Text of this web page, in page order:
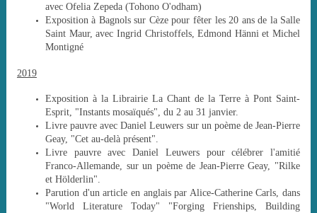
avec Ofelia Zepeda (Tohono O'odham)
Exposition à Bagnols sur Cèze pour fêter les 20 ans de la Salle
Saint Maur, avec Ingrid Christoffels, Edmond Hänni et Michel
Montigné
2019
Exposition à la Librairie La Chant de la Terre à Pont Saint-
Esprit, "Instants mosaïqués", du 2 au 31 janvier.
Livre pauvre avec Daniel Leuwers sur un poème de Jean-Pierre
Geay, "Cet au-delà présent".
Livre pauvre avec Daniel Leuwers pour célébrer l'amitié
Franco-Allemande, sur un poème de Jean-Pierre Geay, "Rilke
et Hölderlin".
Parution d'un article en anglais par Alice-Catherine Carls, dans
"World Literature Today" "Forging Frienships, Building